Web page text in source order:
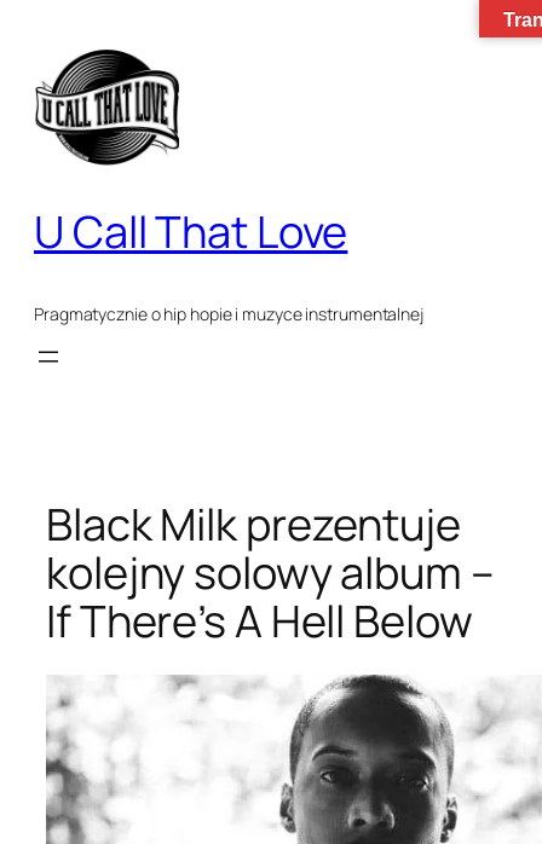
treści
U Call That Love
Pragmatycznie o hip hopie i muzyce instrumentalnej
Black Milk prezentuje
kolejny solowy album –
If There’s A Hell Below